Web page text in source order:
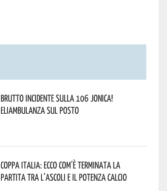
Brutto incidente sulla 106 Jonica!
Eliambulanza sul posto
Coppa Italia: ecco com’è terminata la
partita tra l’Ascoli e il Potenza Calcio